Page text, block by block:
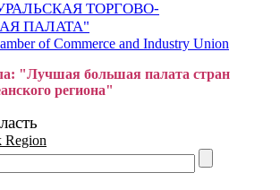
ТОРГОВО-
ПАЛАТА"
of Commerce and Industry Union
"Лучшая большая палата стран
региона"
Region